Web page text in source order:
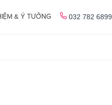
032 782 6899
& Ý TƯỞNG